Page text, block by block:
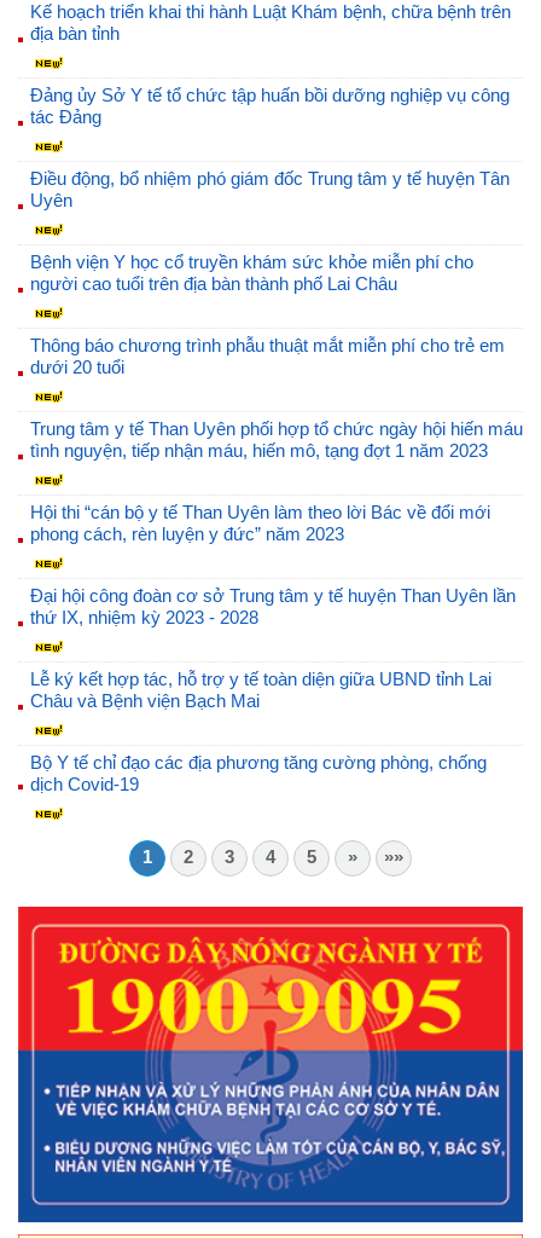
Kế hoạch triển khai thi hành Luật Khám bệnh, chữa bệnh trên
địa bàn tỉnh
Đảng ủy Sở Y tế tổ chức tập huấn bồi dưỡng nghiệp vụ công
tác Đảng
Điều động, bổ nhiệm phó giám đốc Trung tâm y tế huyện Tân
Uyên
Bệnh viện Y học cổ truyền khám sức khỏe miễn phí cho
người cao tuổi trên địa bàn thành phố Lai Châu
Thông báo chương trình phẫu thuật mắt miễn phí cho trẻ em
dưới 20 tuổi
Trung tâm y tế Than Uyên phối hợp tổ chức ngày hội hiến máu
tình nguyện, tiếp nhận máu, hiến mô, tạng đợt 1 năm 2023
Hội thi “cán bộ y tế Than Uyên làm theo lời Bác về đổi mới
phong cách, rèn luyện y đức” năm 2023
Đại hội công đoàn cơ sở Trung tâm y tế huyện Than Uyên lần
thứ IX, nhiệm kỳ 2023 - 2028
Lễ ký kết hợp tác, hỗ trợ y tế toàn diện giữa UBND tỉnh Lai
Châu và Bệnh viện Bạch Mai
Bộ Y tế chỉ đạo các địa phương tăng cường phòng, chống
dịch Covid-19
1 2 3 4 5 » »»